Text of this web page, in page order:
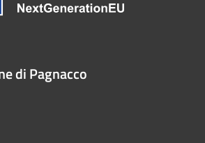
di Pagnacco